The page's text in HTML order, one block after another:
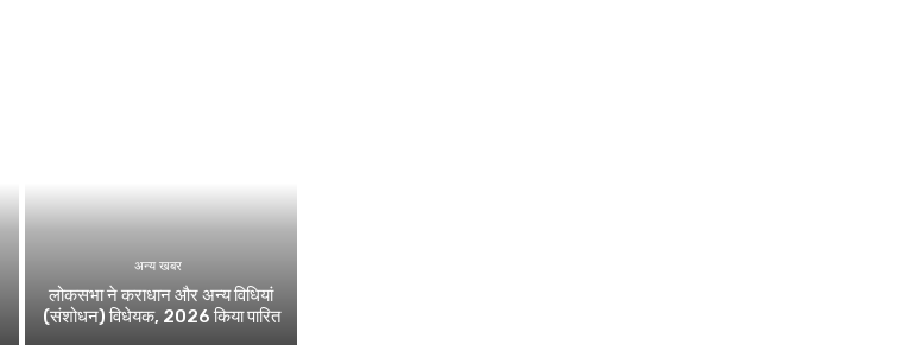
अन्य खबर
लोकसभा ने कराधान और अन्य विधियां
(संशोधन) विधेयक, 2026 किया पारित